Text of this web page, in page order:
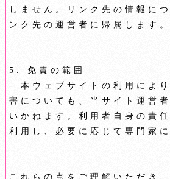
しません。リンク先の情報に
ンク先の運営者に帰属します。
5. 免責の範囲
- 本ウェブサイトの利用によ
害についても、当サイト運営
いかねます。利用者自身の責
利用し、必要に応じて専門家
これらの点をご理解いただき